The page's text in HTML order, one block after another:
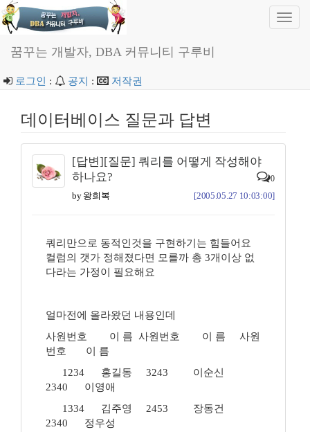
꿈꾸는 개발자, DBA 커뮤니티 구루비
로그인 : 공지 : 저작권
데이터베이스 질문과 답변
[답변][질문] 쿼리를 어떻게 작성해야
하나요?
0
by 왕희복 [2005.05.27 10:03:00]
쿼리만으로 동적인것을 구현하기는 힘들어요
컬럼의 갯가 정해졌다면 모를까 총 3개이상 없
다라는 가정이 필요해요
얼마전에 올라왔던 내용인데
사원번호 이 름 사원번호 이 름 사원
번호 이 름
1234 홍길동 3243 이순신
2340 이영애
1334 김주영 2453 장동건
2340 정우성